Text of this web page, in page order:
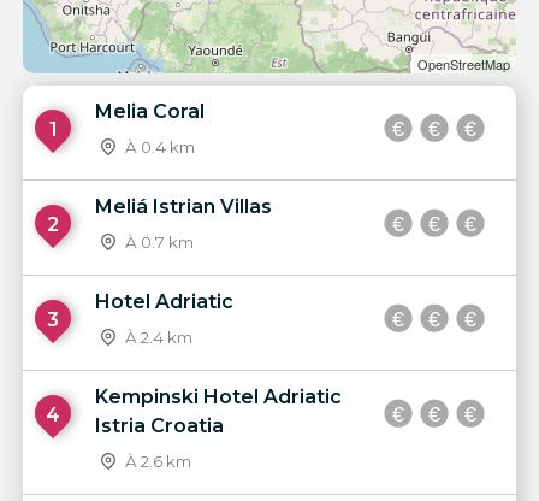
OpenStreetMap
1
Melia Coral
À 0.4 km
2
Meliá Istrian Villas
À 0.7 km
3
Hotel Adriatic
À 2.4 km
4
Kempinski Hotel Adriatic
Istria Croatia
À 2.6 km